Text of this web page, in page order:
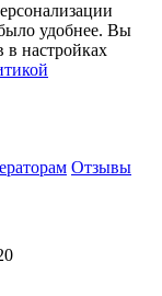
удобнее. Вы
в настройках
Отзывы